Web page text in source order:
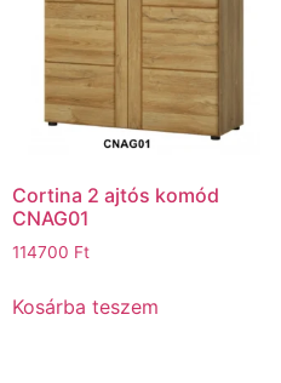
Cortina 2 ajtós komód
CNAG01
114700 Ft
Kosárba teszem